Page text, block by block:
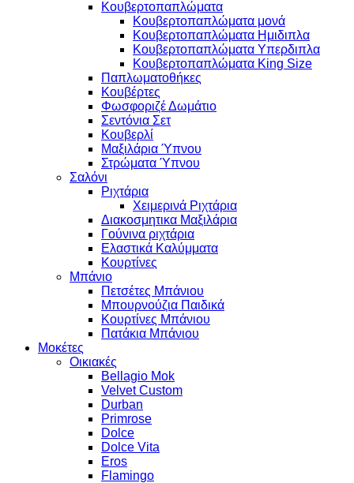
Κουβερτοπαπλώματα
Κουβερτοπαπλώματα μονά
Κουβερτοπαπλώματα Ημιδιπλα
Κουβερτοπαπλώματα Υπερδιπλα
Κουβερτοπαπλώματα King Size
Παπλωματοθήκες
Κουβέρτες
Φωσφοριζέ Δωμάτιο
Σεντόνια Σετ
Κουβερλί
Μαξιλάρια Ύπνου
Στρώματα Ύπνου
Σαλόνι
Ριχτάρια
Χειμερινά Ριχτάρια
Διακοσμητικα Μαξιλάρια
Γούνινα ριχτάρια
Ελαστικά Καλύμματα
Κουρτίνες
Μπάνιο
Πετσέτες Μπάνιου
Μπουρνούζια Παιδικά
Κουρτίνες Μπάνιου
Πατάκια Μπάνιου
Μοκέτες
Οικιακές
Bellagio Mok
Velvet Custom
Durban
Primrose
Dolce
Dolce Vita
Eros
Flamingo